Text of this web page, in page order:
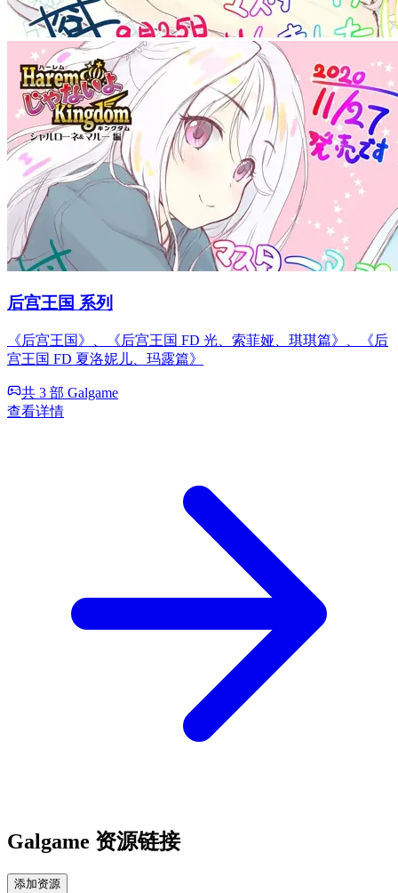
后宫王国 系列
《后宫王国》、《后宫王国 FD 光、索菲娅、琪琪篇》、《后
宫王国 FD 夏洛妮儿、玛露篇》
共 3 部 Galgame
查看详情
Galgame 资源链接
添加资源